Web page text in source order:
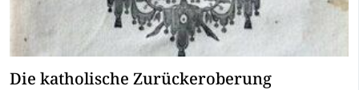
Die katholische Zurückeroberung